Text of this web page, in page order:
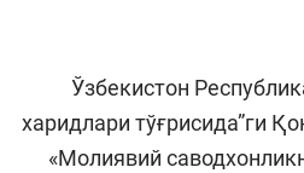
Ўзбекистон
харидлари тўғрисида”ги
«Молиявий